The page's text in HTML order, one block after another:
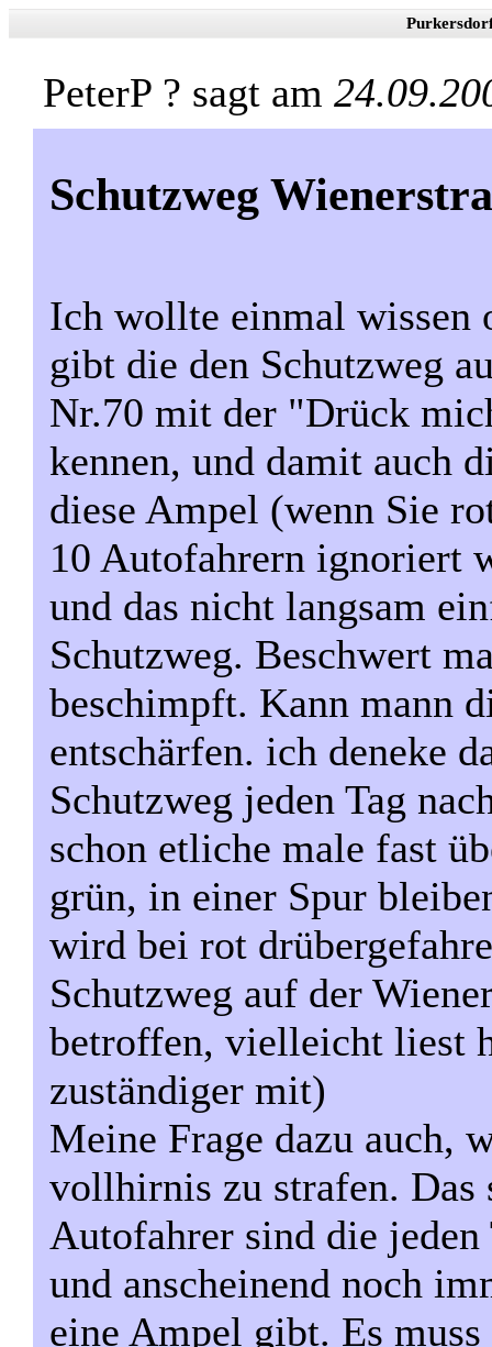
PeterP ? sagt am
Schutzweg
Ich wollte einmal wissen
gibt die den Schutzweg
Nr.70 mit der "Drück
kennen, und damit auch
diese Ampel (wenn Sie
10 Autofahrern ignoriert
und das nicht langsam
Schutzweg. Beschwert
beschimpft. Kann mann
entschärfen. ich deneke
Schutzweg jeden Tag
schon etliche male fast
grün, in einer Spur
wird bei rot
Schutzweg auf der
betroffen, vielleicht liest
zuständiger mit)
Meine Frage dazu auch,
vollhirnis zu strafen. Das
Autofahrer sind die jeden
und anscheinend noch
eine Ampel gibt. Es